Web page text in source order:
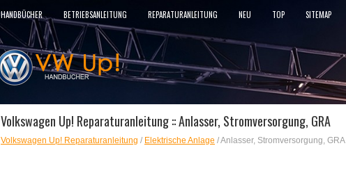
HANDBÜCHER BETRIEBSANLEITUNG REPARATURANLEITUNG NEU TOP SITEMAP
Volkswagen Up! Reparaturanleitung :: Anlasser, Stromversorgung, GRA
Volkswagen Up! Reparaturanleitung / Elektrische Anlage / Anlasser, Stromversorgung, GRA